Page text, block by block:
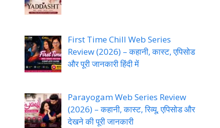
First Time Chill Web Series
Review (2026) – कहानी, कास्ट, एपिसोड
और पूरी जानकारी हिंदी में
Parayogam Web Series Review
(2026) – कहानी, कास्ट, रिव्यू, एपिसोड और
देखने की पूरी जानकारी